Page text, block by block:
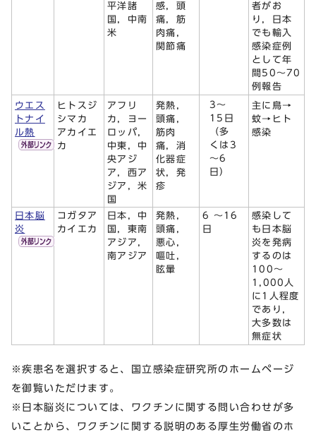
平洋諸
国，中南
米
感，頭
痛，筋
肉痛，
関節痛
者がお
り，日本
でも輸入
感染症例
として年
間50～70
例報告
ウエス
トナイ
ル熱
ヒトスジ
シマカ
アカイエ
カ
アフリ
カ，ヨー
ロッパ，
中東，中
央アジ
ア，西ア
ジア，米
国
発熱，
頭痛，
筋肉
痛，消
化器症
状，発
疹
3～
15日
（多
くは3
～6
日）
主に鳥→
蚊→ヒト
感染
日本脳
炎
コガタア
カイエカ
日本，中
国，東南
アジア，
南アジア
発熱，
頭痛，
悪心，
嘔吐，
眩暈
6 〜16
日
感染して
も日本脳
炎を発病
するのは
100〜
1,000人
に1人程度
であり，
大多数は
無症状
※疾患名を選択すると、国立感染症研究所のホームページ
を御覧いただけます。
※日本脳炎については、ワクチンに関する問い合わせが多
いことから、ワクチンに関する説明のある厚生労働省のホ